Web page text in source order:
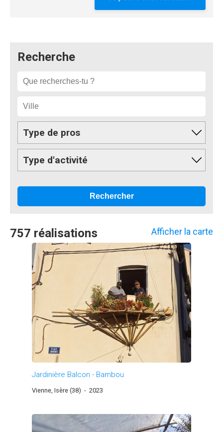
Recherche
Type de pros
Type d'activité
Afficher la carte
757 réalisations
Jardinière Balcon - Bambou
Vienne, Isère (38) - 2023